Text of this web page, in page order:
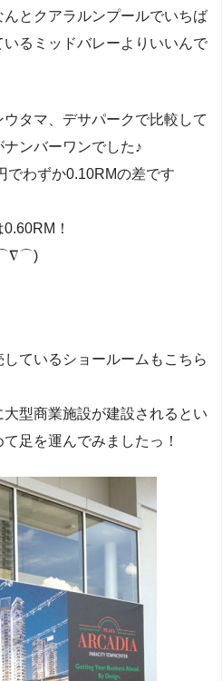
とクアラルンプールでいちば
るミッドバレーよりいいんで
タマ、デサパークで比較して
ンバーワンでした♪
でわずか0.10RMの差です
！
ているショールームもこちら
型商業施設が建設されるとい
足を運んでみましたっ！